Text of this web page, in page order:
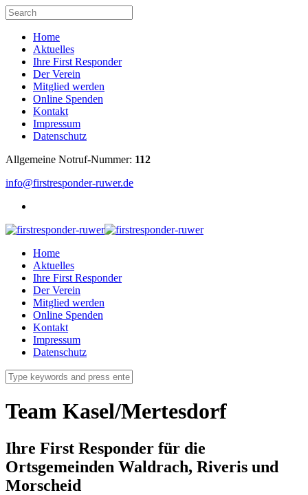
Home
Aktuelles
Ihre First Responder
Der Verein
Mitglied werden
Online Spenden
Kontakt
Impressum
Datenschutz
Allgemeine Notruf-Nummer: 112
info@firstresponder-ruwer.de
Home
Aktuelles
Ihre First Responder
Der Verein
Mitglied werden
Online Spenden
Kontakt
Impressum
Datenschutz
Team Kasel/Mertesdorf
Ihre First Responder für die
Ortsgemeinden Waldrach, Riveris und
Morscheid